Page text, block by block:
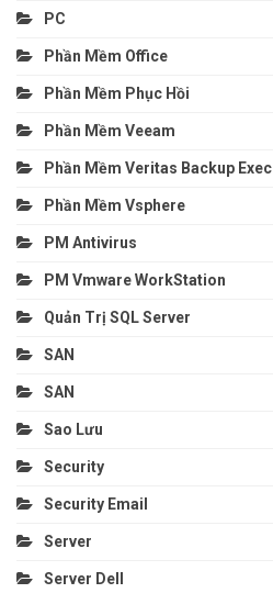
PC
Phần Mềm Office
Phần Mềm Phục Hồi
Phần Mềm Veeam
Phần Mềm Veritas Backup Exec
Phần Mềm Vsphere
PM Antivirus
PM Vmware WorkStation
Quản Trị SQL Server
SAN
SAN
Sao Lưu
Security
Security Email
Server
Server Dell